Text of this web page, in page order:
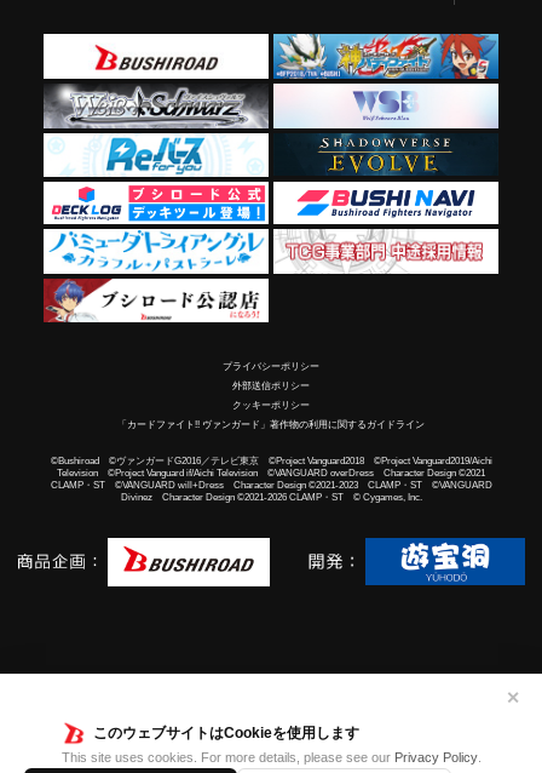
このウェブサイトはCookieを使用します
This site uses cookies. For more details, please see our Privacy Policy.
✕
プライバシーポリシー
外部送信ポリシー
クッキーポリシー
「カードファイト!! ヴァンガード」著作物の利用に関するガイドライン
©Bushiroad ©ヴァンガードG2016／テレビ東京 ©Project Vanguard2018 ©Project Vanguard2019/Aichi
Television ©Project Vanguard if/Aichi Television ©VANGUARD overDress Character Design ©2021
CLAMP・ST ©VANGUARD will+Dress Character Design ©2021-2023 CLAMP・ST ©VANGUARD
Divinez Character Design ©2021-2026 CLAMP・ST © Cygames, Inc.